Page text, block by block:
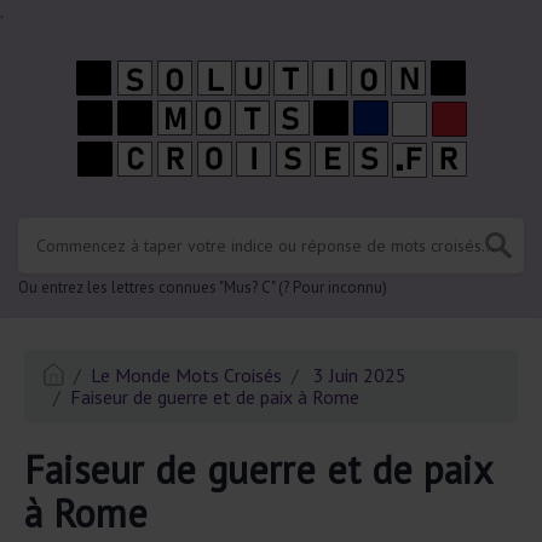
.
Ou entrez les lettres connues "Mus? C" (? Pour inconnu)
Le Monde Mots Croisés
3 Juin 2025
Faiseur de guerre et de paix à Rome
Faiseur de guerre et de paix
à Rome